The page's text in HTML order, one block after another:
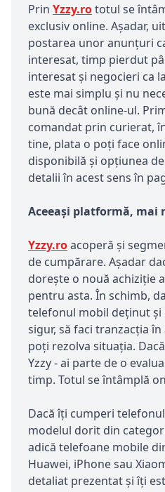
Prin Yzzy.rototul se
exclusiv online. Așadar,
postarea unor anunțuri
interesat, timp pierdut
interesat și negocieri ca
este mai simplu și nu
bună decât online-ul.
comandat prin curierat,
tine, plata o poți face
disponibilă și opțiunea
detalii în acest sens în
Aceeași platformă, mai
Yzzy.roacoperă și
de cumpărare. Așadar
dorește o nouă achiziție
pentru asta. În schimb,
telefonul mobil deținut și
sigur, să faci tranzacția
poți rezolva situația.
Yzzy - ai parte de o
timp. Totul se întâmplă
Dacă îți cumperi
modelul dorit din
adică telefoane mobile
Huawei, iPhone sau
detaliat prezentat și îți